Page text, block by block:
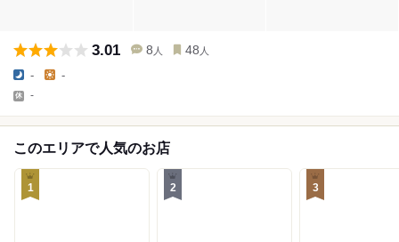
3.01 8 人 48 人
- -
-
このエリアで人気のお店
1 2 3